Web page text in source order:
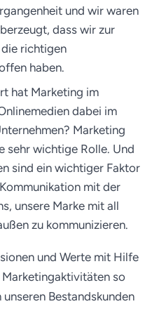
und wir waren
dass wir zur
richtigen
haben.
hat Marketing im
dabei im
Marketing
sehr wichtige Rolle. Und
sind ein wichtiger Faktor
mit der
unsere Marke mit all
zu kommunizieren.
und Werte mit Hilfe
so
Bestandskunden